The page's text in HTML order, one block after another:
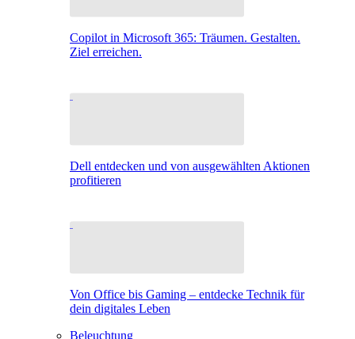
Copilot in Microsoft 365: Träumen. Gestalten.
Ziel erreichen.
Dell entdecken und von ausgewählten Aktionen
profitieren
Von Office bis Gaming – entdecke Technik für
dein digitales Leben
Beleuchtung